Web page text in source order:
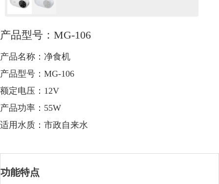
产品型号：MG-106
产品名称：净食机
产品型号：MG-106
额定电压：12V
产品功率：55W
适用水质：市政自来水
功能特点